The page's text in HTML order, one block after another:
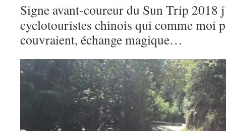
Signe avant-coureur du Sun Trip 2018
cyclotouristes chinois qui comme moi
couvraient, échange magique…